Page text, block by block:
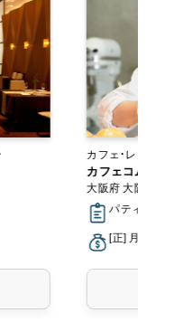
カフェ・レストラ
カフェコムサ
大阪府 大阪市中
パティシエ
[正] 月給18